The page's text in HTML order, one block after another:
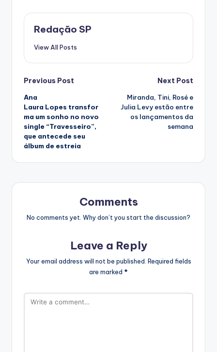
Redação SP
View All Posts
Post
navigation
Previous Post
Ana
Laura Lopes transfor
ma um sonho no novo
single “Travesseiro”,
que antecede seu
álbum de estreia
Next Post
Miranda, Tini, Rosé e
Julia Levy estão entre
os lançamentos da
semana
Comments
No comments yet. Why don’t you start the discussion?
Leave a Reply
Your email address will not be published. Required fields
are marked *